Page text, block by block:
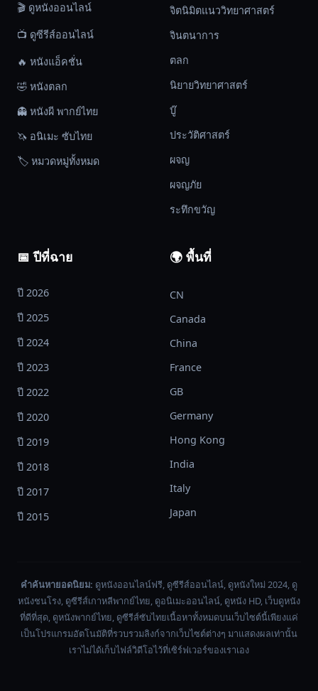
🎬 ดูหนังออนไลน์
📺 ดูซีรีส์ออนไลน์
🔥 หนังแอ็คชั่น
🤣 หนังตลก
👻 หนังผี พากย์ไทย
🦄 อนิเมะ ซับไทย
🏷️ หมวดหมู่ทั้งหมด
จิตนิมิตแนววิทยาศาสตร์
จินตนาการ
ตลก
นิยายวิทยาศาสตร์
บู๊
ประวัติศาสตร์
ผจญ
ผจญภัย
ระทึกขวัญ
📅 ปีที่ฉาย
ปี 2026
ปี 2025
ปี 2024
ปี 2023
ปี 2022
ปี 2020
ปี 2019
ปี 2018
ปี 2017
ปี 2015
🌍 พื้นที่
CN
Canada
China
France
GB
Germany
Hong Kong
India
Italy
Japan
คำค้นหายอดนิยม: ดูหนังออนไลน์ฟรี, ดูซีรีส์ออนไลน์, ดูหนังใหม่ 2024, ดู
หนังชนโรง, ดูซีรีส์เกาหลีพากย์ไทย, ดูอนิเมะออนไลน์, ดูหนัง HD, เว็บดูหนัง
ที่ดีที่สุด, ดูหนังพากย์ไทย, ดูซีรีส์ซับไทยเนื้อหาทั้งหมดบนเว็บไซต์นี้เพียงแค่
เป็นโปรแกรมอัตโนมัติที่รวบรวมลิงก์จากเว็บไซต์ต่างๆ มาแสดงผลเท่านั้น
เราไม่ได้เก็บไฟล์วิดีโอไว้ที่เซิร์ฟเวอร์ของเราเอง